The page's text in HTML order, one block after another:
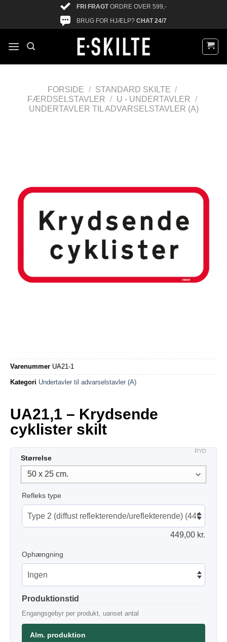
FRI FRAGTORDRE OVER 599,-
BRUG FOR HJÆLP? CHAT 24/7
FORSIDE / STANDARD SKILTE /
FÆRDSELSTAVLER
/ U - UNDERTAVLER /
UNDERTAVLER TIL ADVARSELSTAVLER (A)
Varenummer UA21-1
Kategori Undertavler til advarselstavler (A)
UA21,1 – Krydsende
cyklister skilt
Størrelse
RYD
Refleks type
449,00 kr.
Ophængning
Produktionstid
Engangsgebyr per produkt, uanset antal
Alm. produktion